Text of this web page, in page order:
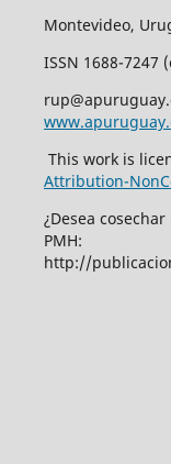
Montevideo,
ISSN 1688-7247
This work is
Attribution-
¿Desea
PMH:
http://